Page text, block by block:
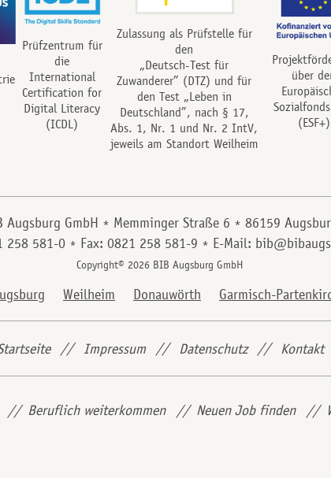
Prüfzentrum für
die
International
Certification for
Digital Literacy
(ICDL)
Zulassung als Prüfstelle für
den
„Deutsch-Test für
Zuwanderer” (DTZ) und für
den Test „Leben in
Deutschland”, nach § 17,
Abs. 1, Nr. 1 und Nr. 2 IntV,
jeweils am Standort Weilheim
über
(ESF+)
Augsburg GmbH Memminger Straße 6
86159
258 581-0
Fax: 0821 258 581-9 E-Mail:
Copyright© 2026 BIB Augsburg GmbH
Weilheim Donauwörth Garmisch-
Impressum Datenschutz Kontakt
Beruflich weiterkommen Neuen Job finden